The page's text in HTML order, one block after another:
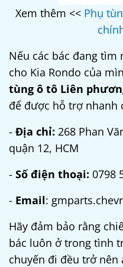
Xem thêm << Phụ
Nếu các bác đang
cho Kia Rondo của
tùng ô tô Liên
để được hỗ trợ nhanh
- Địa chỉ: 268 Phan
quận 12, HCM
- Số điện thoại: 0798
- Email:
Hãy đảm bảo rằng
bác luôn ở trong tình
chuyến đi đều trở nên